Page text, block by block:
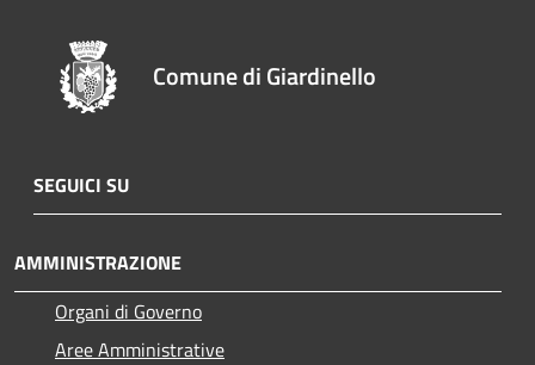
Comune di Giardinello
SEGUICI SU
AMMINISTRAZIONE
Organi di Governo
Aree Amministrative